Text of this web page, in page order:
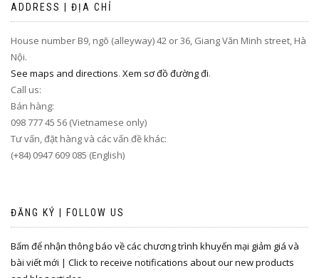
ADDRESS | ĐỊA CHỈ
House number B9, ngõ (alleyway) 42 or 36, Giang Văn Minh street, Hà
Nội.
See maps and directions. Xem sơ đồ đường đi.
Call us:
Bán hàng:
098 777 45 56 (Vietnamese only)
Tư vấn, đặt hàng và các vấn đề khác:
(+84) 0947 609 085 (English)
ĐĂNG KÝ | FOLLOW US
Bấm để nhận thông báo về các chương trình khuyến mại giảm giá và
bài viết mới | Click to receive notifications about our new products